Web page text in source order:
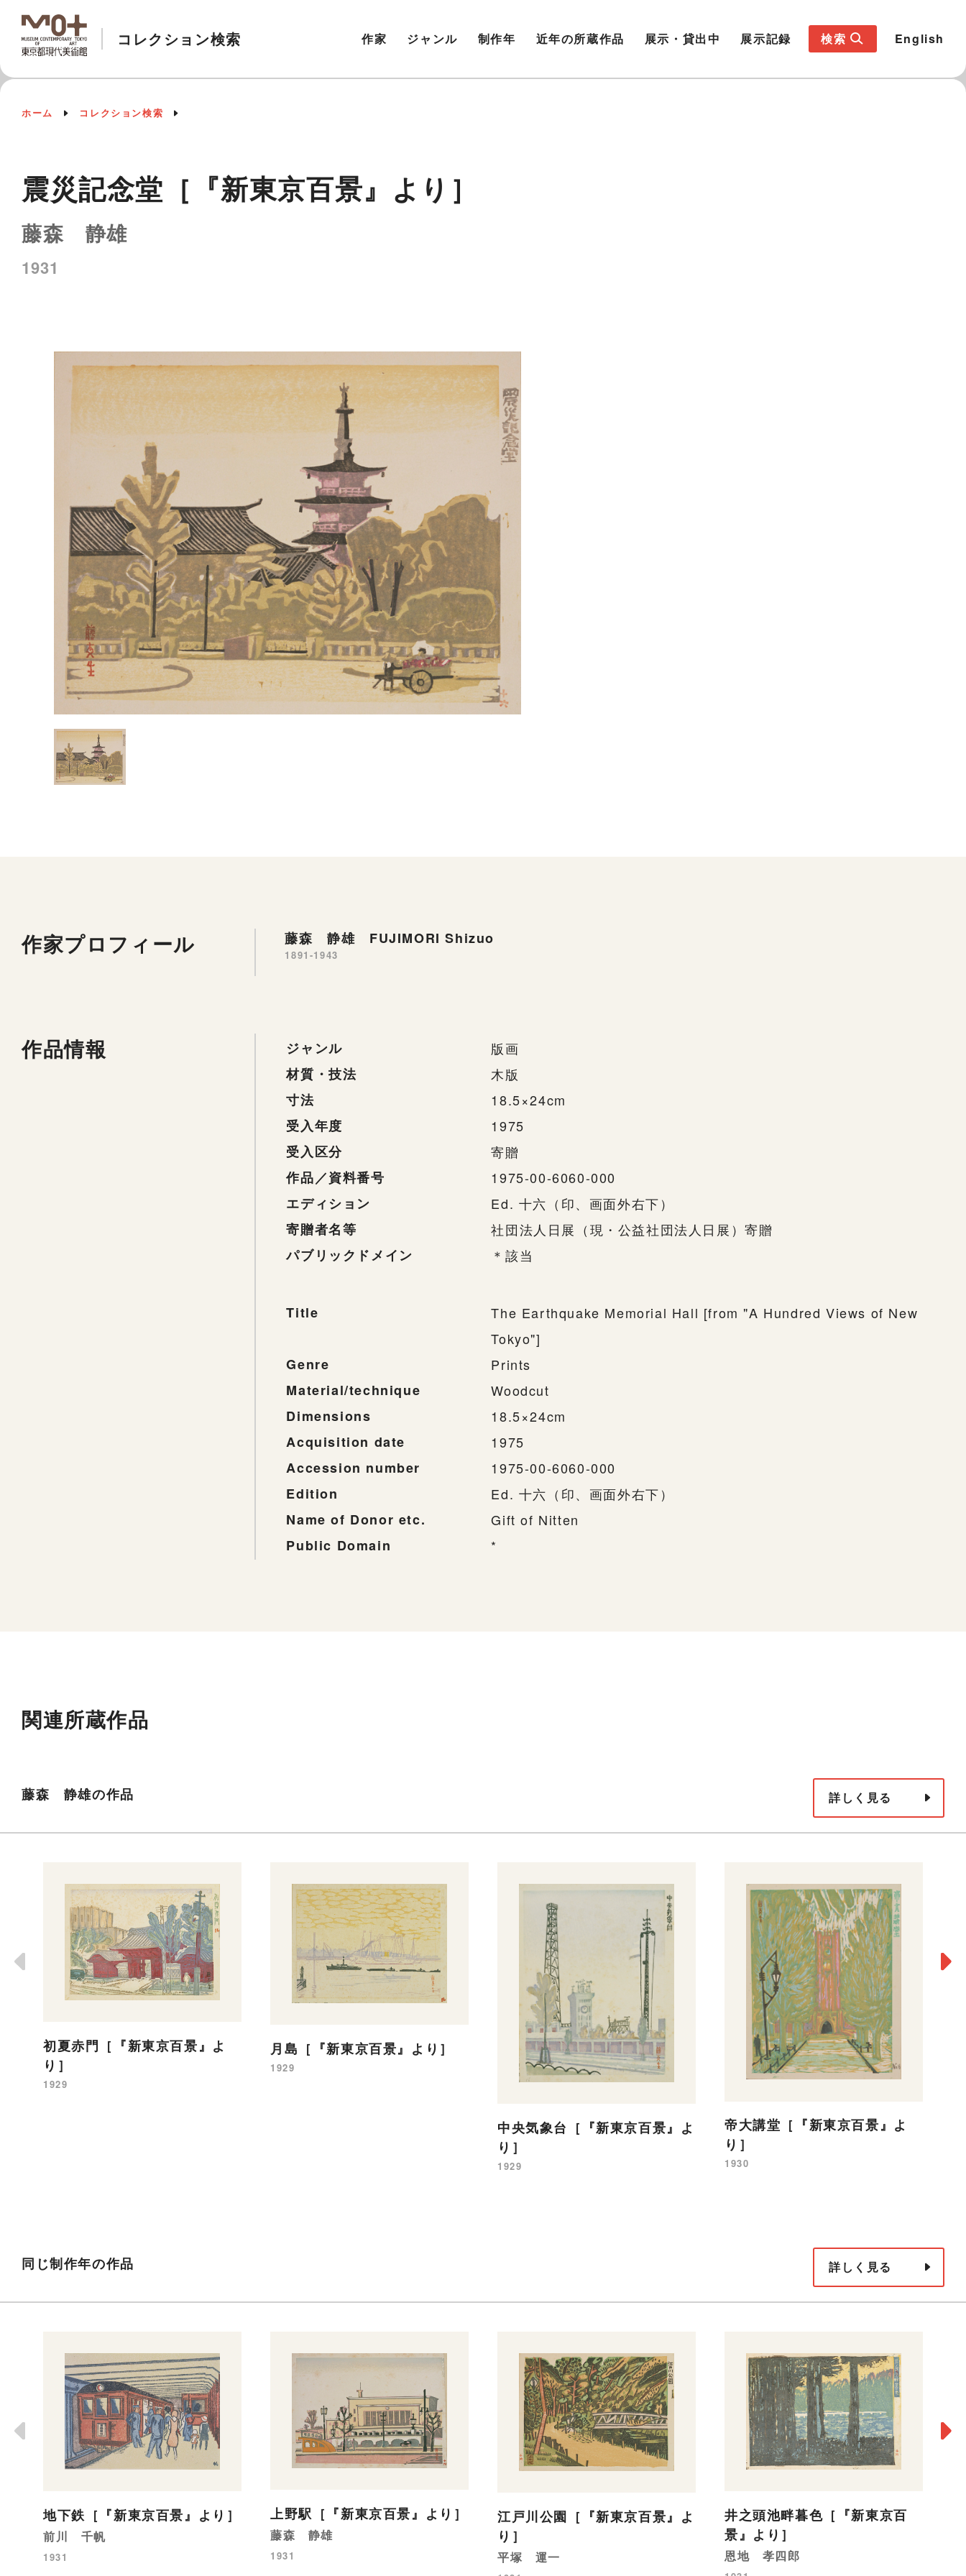
コレクション検索 作家 ジャンル 制作年 近年の所蔵作品 展示・貸出中 展示記録 検索 English
ホーム コレクション検索
震災記念堂［『新東京百景』より］
藤森 静雄
1931
作家プロフィール 藤森 静雄 FUJIMORI Shizuo
1891-1943
作品情報 ジャンル
版画
材質・技法
木版
寸法
18.5×24cm
受入年度
1975
受入区分
寄贈
作品／資料番号
1975-00-6060-000
エディション
Ed. 十六（印、画面外右下）
寄贈者名等
社団法人日展（現・公益社団法人日展）寄贈
パブリックドメイン
＊該当
Title
The Earthquake Memorial Hall [from "A Hundred Views of New
Tokyo"]
Genre
Prints
Material/technique
Woodcut
Dimensions
18.5×24cm
Acquisition date
1975
Accession number
1975-00-6060-000
Edition
Ed. 十六（印、画面外右下）
Name of Donor etc.
Gift of Nitten
Public Domain
*
関連所蔵作品
藤森 静雄の作品 詳しく見る
初夏赤門［『新東京百景』よ
り］
1929
月島［『新東京百景』より］
1929
中央気象台［『新東京百景』よ
り］
1929
帝大講堂［『新東京百景』よ
り］
1930
同じ制作年の作品 詳しく見る
地下鉄［『新東京百景』より］
前川 千帆
1931
上野駅［『新東京百景』より］
藤森 静雄
1931
江戸川公園［『新東京百景』よ
り］
平塚 運一
井之頭池畔暮色［『新東京百
景』より］
恩地 孝四郎